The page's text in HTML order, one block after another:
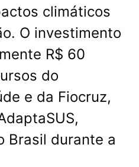
climáticos
O investimento
R$ 60
do
e da Fiocruz,
Brasil durante a